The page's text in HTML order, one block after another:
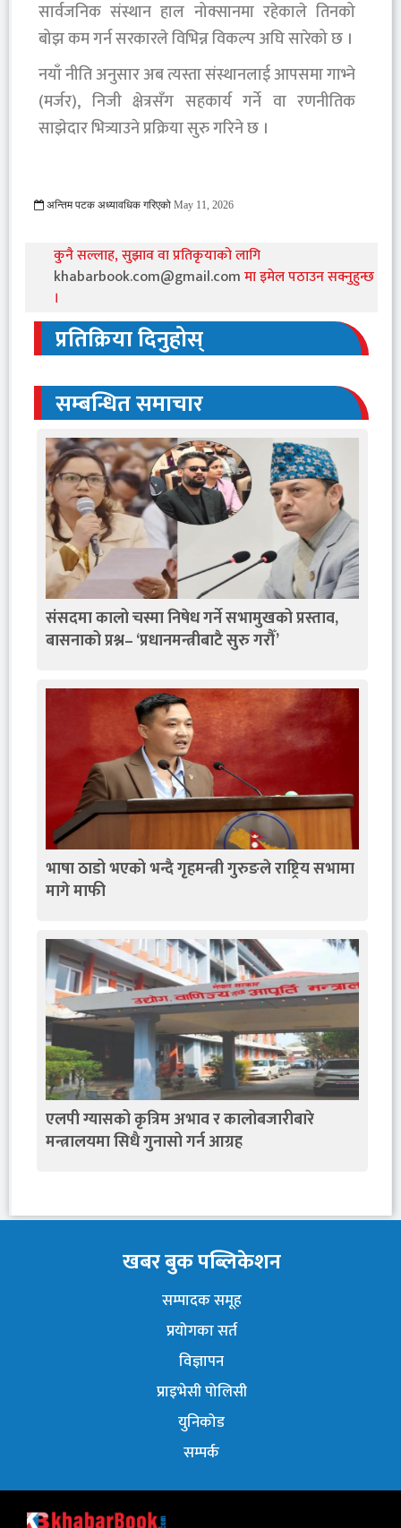
सार्वजनिक संस्थान हाल नोक्सानमा रहेकाले तिनको
बोझ कम गर्न सरकारले विभिन्न विकल्प अघि सारेको छ ।
नयाँ नीति अनुसार अब त्यस्ता संस्थानलाई आपसमा गाभ्ने
(मर्जर), निजी क्षेत्रसँग सहकार्य गर्ने वा रणनीतिक
साझेदार भित्र्याउने प्रक्रिया सुरु गरिने छ ।
अन्तिम पटक अध्यावधिक गरिएको May 11, 2026
कुनै सल्लाह, सुझाव वा प्रतिकृयाको लागि
khabarbook.com@gmail.comमा इमेल पठाउन सक्नुहुन्छ
।
प्रतिक्रिया दिनुहोस्
सम्बन्धित समाचार
संसदमा कालो चस्मा निषेध गर्ने सभामुखको प्रस्ताव,
बासनाको प्रश्न– ‘प्रधानमन्त्रीबाटै सुरु गरौँ’
भाषा ठाडो भएको भन्दै गृहमन्त्री गुरुङले राष्ट्रिय सभामा
मागे माफी
एलपी ग्यासको कृत्रिम अभाव र कालोबजारीबारे
मन्त्रालयमा सिधै गुनासो गर्न आग्रह
खबर बुक पब्लिकेशन
सम्पादक समूह
प्रयोगका सर्त
विज्ञापन
प्राइभेसी पोलिसी
युनिकोड
सम्पर्क